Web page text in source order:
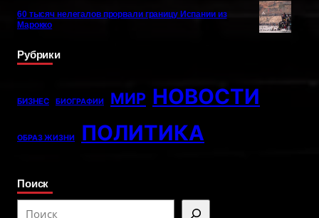
60 тысяч нелегалов прорвали границу Испании из
Марокко
Рубрики
БИЗНЕС БИОГРАФИИ МИР НОВОСТИ
ОБРАЗ ЖИЗНИ ПОЛИТИКА
Поиск